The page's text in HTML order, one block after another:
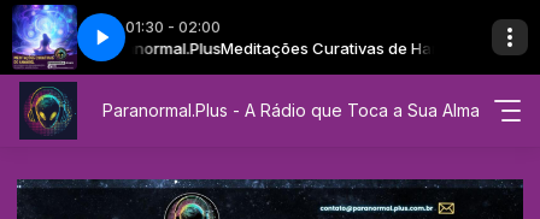
01:30 - 02:00
com Paranormal.PlusMeditações Curativas de Hanariel com
MEU SER AFIRMAÇÕES QUE CURAM MEU SER
Paranormal.Plus - A Rádio que Toca a Sua Alma